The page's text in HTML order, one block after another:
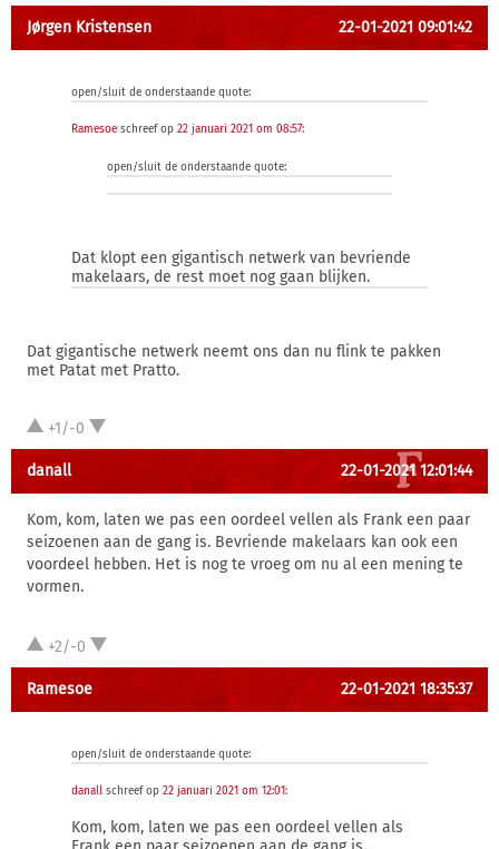
Jørgen Kristensen 22-01-2021 09:01:42
open/sluit de onderstaande quote:
Ramesoe schreef op 22 januari 2021 om 08:57:
open/sluit de onderstaande quote:
Dat klopt een gigantisch netwerk van bevriende
makelaars, de rest moet nog gaan blijken.
Dat gigantische netwerk neemt ons dan nu flink te pakken
met Patat met Pratto.
+1/-0
danall 22-01-2021 12:01:44
Kom, kom, laten we pas een oordeel vellen als Frank een paar
seizoenen aan de gang is. Bevriende makelaars kan ook een
voordeel hebben. Het is nog te vroeg om nu al een mening te
vormen.
+2/-0
Ramesoe 22-01-2021 18:35:37
open/sluit de onderstaande quote:
danall schreef op 22 januari 2021 om 12:01:
Kom, kom, laten we pas een oordeel vellen als